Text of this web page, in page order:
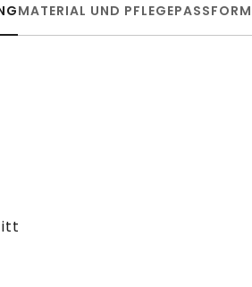
MATERIAL UND PFLEGEPASSFORM
itt